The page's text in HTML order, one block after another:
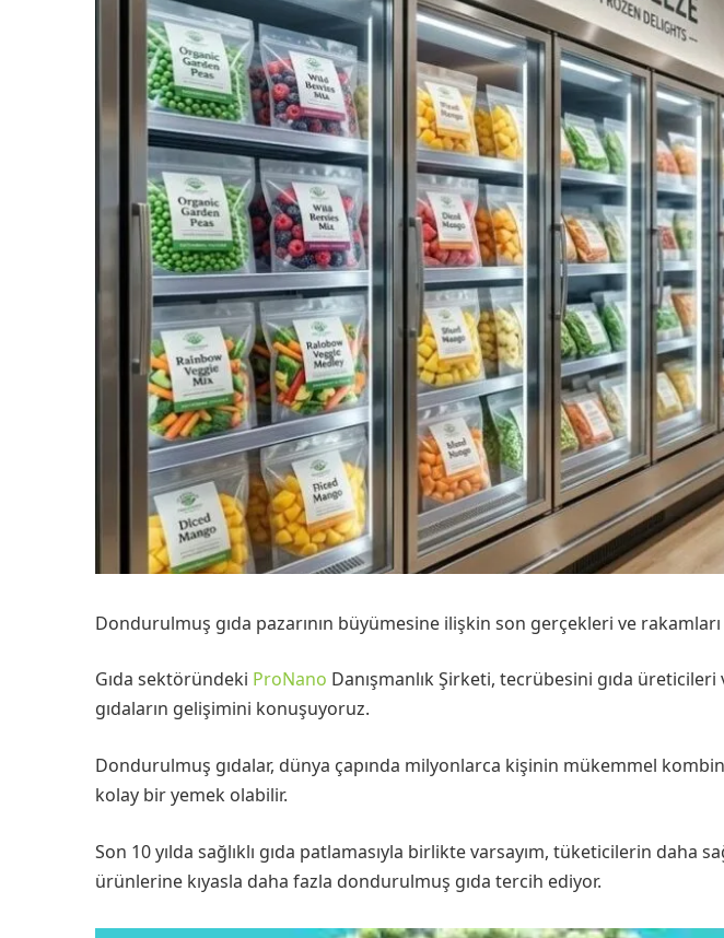
Dondurulmuş gıda pazarının büyümesine ilişkin son gerçekleri ve
Gıda sektöründeki ProNano Danışmanlık Şirketi, tecrübesini gıda
gıdaların gelişimini konuşuyoruz.
Dondurulmuş gıdalar, dünya çapında milyonlarca kişinin mükemmel
kolay bir yemek olabilir.
Son 10 yılda sağlıklı gıda patlamasıyla birlikte varsayım, tüketicilerin daha
ürünlerine kıyasla daha fazla dondurulmuş gıda tercih ediyor.